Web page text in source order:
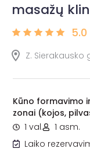
masažų
5.0
Z. Sierakausko
Kūno formavimo
zonai (kojos,
1 val.
1 asm.
Laiko